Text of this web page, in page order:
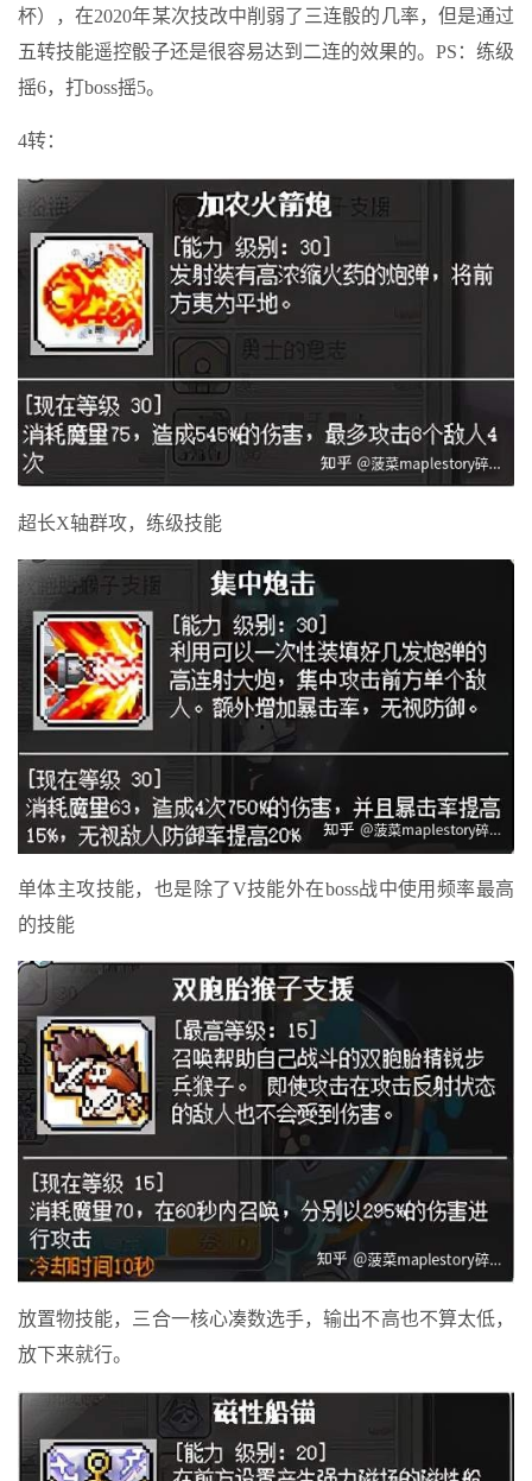
杯），在2020年某次技改中削弱了三连骰的几率，但是通过
五转技能遥控骰子还是很容易达到二连的效果的。PS：练级
摇6，打boss摇5。
4转：
超长X轴群攻，练级技能
单体主攻技能，也是除了V技能外在boss战中使用频率最高
的技能
放置物技能，三合一核心凑数选手，输出不高也不算太低，
放下来就行。